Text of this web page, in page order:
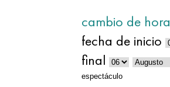
cambio de hora
fecha de inicio
final
espectáculo